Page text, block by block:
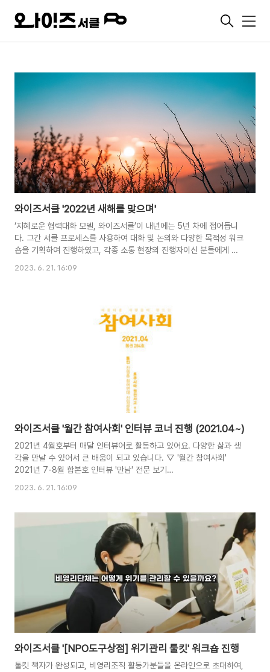
메
와이즈서클 '2022년 새해를 맞으며'
‘지혜로운 협력대화 모델, 와이즈서클’이 내년에는 5년 차에 접어듭니
다. 그간 서클 프로세스를 사용하여 대화 및 논의와 다양한 목적성 워크
숍을 기획하여 진행하였고, 각종 소통 현장의 진행자이신 분들에게 필
또 조직적으로 노력하고 있다는 점을 직접 확인할 수 있었는데요. 서로
가 동의되는 룰을 정하고 동등한 발언권을 나눈다든지 경청했음을 보여
주는 공감 표현이라든지, 각자의 의견을 존중하며 서로를 배려하고자
하는 말과 행동들을 두루 볼 수 있었..
2023. 6. 21. 16:09
와이즈서클 '월간 참여사회' 인터뷰 코너 진행 (2021.04~)
2021년 4월호부터 매달 인터뷰어로 활동하고 있어요. 다양한 삶과 생
각을 만날 수 있어서 큰 배움이 되고 있습니다. ▽ '월간 참여사회'
2021년 7-8월 합본호 인터뷰 '만남' 전문 보기
2023. 6. 21. 16:09
와이즈서클 '[NPO도구상점] 위기관리 툴킷' 워크숍 진행
툴킷 책자가 완성되고, 비영리조직 활동가분들을 온라인으로 초대하여,